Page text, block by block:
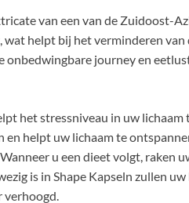
van een van de Zuidoost-
helpt bij het verminderen van
journey en
het stressniveau in uw lichaam
helpt uw lichaam te
u een dieet volgt, raken
is in Shape Kapseln zullen uw